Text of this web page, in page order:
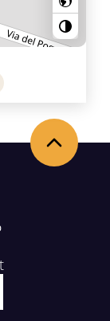
Back to the top